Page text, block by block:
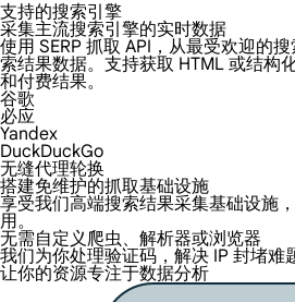
支持的搜索引擎
采集主流搜索引擎的实时数据
使用 SERP 抓取 API，从最受欢迎的
索结果数据。支持获取 HTML 或结构
和付费结果。
谷歌
必应
Yandex
DuckDuckGo
无缝代理轮换
搭建免维护的抓取基础设施
享受我们高端搜索结果采集基础设施
用。
无需自定义爬虫、解析器或浏览器
我们为你处理验证码，解决 IP 封堵难
让你的资源专注于数据分析